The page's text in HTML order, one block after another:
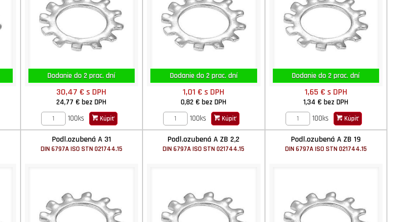
Dodanie do 2 prac. dní
30,47 €s DPH
24,77 €bez DPH
100ks
Kúpiť
Dodanie do 2 prac. dní
1,01 €s DPH
0,82 €bez DPH
100ks
Kúpiť
Dodanie do 2 prac. dní
1,65 € s DPH
1,34 €bez DPH
100ks
Kúpiť
Podl.ozubená A 31
DIN 6797A ISO STN 021744.15
Podl.ozubená A ZB 2,2
DIN 6797A ISO STN 021744.15
Podl.ozubená A ZB 19
DIN 6797A ISO STN 021744.15